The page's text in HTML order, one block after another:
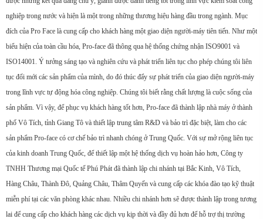
nghiệp trong nước và hiện là một trong những thương hiệu hàng đầu trong ngành. Mục
đích của Pro Face là cung cấp cho khách hàng một giao diện người-máy tiên tiến. Như một
biểu hiện của toàn cầu hóa, Pro-face đã thông qua hệ thống chứng nhận ISO9001 và
ISO14001. Ý tưởng sáng tạo và nghiên cứu và phát triển liên tục cho phép chúng tôi liên
tục đổi mới các sản phẩm của mình, do đó thúc đẩy sự phát triển của giao diện người-máy
trong lĩnh vực tự động hóa công nghiệp. Chúng tôi biết rằng chất lượng là cuộc sống của
sản phẩm. Vì vậy, để phục vụ khách hàng tốt hơn, Pro-face đã thành lập nhà máy ở thành
phố Vô Tích, tỉnh Giang Tô và thiết lập trung tâm R&D và bảo trì đặc biệt, làm cho các
sản phẩm Pro-face có cơ chế bảo trì nhanh chóng ở Trung Quốc. Với sự mở rộng liên tục
của kinh doanh Trung Quốc, để thiết lập một hệ thống dịch vụ hoàn hảo hơn, Công ty
TNHH Thương mại Quốc tế Phú Phát đã thành lập chi nhánh tại Bắc Kinh, Vô Tích,
Hàng Châu, Thành Đô, Quảng Châu, Thâm Quyến và cung cấp các khóa đào tạo kỹ thuật
miễn phí tại các văn phòng khác nhau. Nhiều chi nhánh hơn sẽ được thành lập trong tương
lai để cung cấp cho khách hàng các dịch vụ kịp thời và đầy đủ hơn để hỗ trợ thị trường